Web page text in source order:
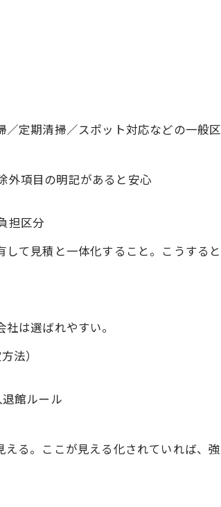
定期清掃／スポット対応などの一般
外項目の明記があると安心
担区分
て見積と一体化すること。こうする
は選ばれやすい。
法）
館ルール
る。ここが見える化されていれば、